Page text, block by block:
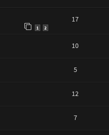
1 2
17
10
5
12
7